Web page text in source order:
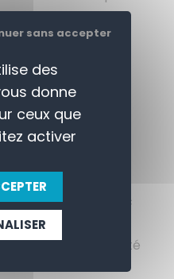
des eaux de
électronique avec
et 65 % d'humidité
des
donne
ceux que
activer
sans accepter